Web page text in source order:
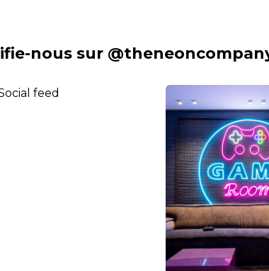
nous sur